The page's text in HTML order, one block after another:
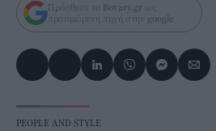
Πρόσθεσε το Bovary.gr ως
προτιμώμενη πηγή στην google
PEOPLE AND STYLE